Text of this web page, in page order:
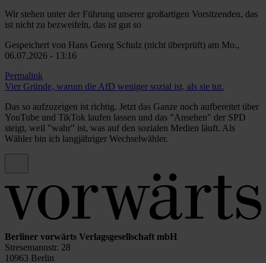
Wir stehen unter der Führung unserer großartigen Vorsitzenden, das
ist nicht zu bezweifeln, das ist gut so
Gespeichert von Hans Georg Schulz (nicht überprüft) am Mo.,
06.07.2026 - 13:16
Permalink
Vier Gründe, warum die AfD weniger sozial ist, als sie tut.
Das so aufzuzeigen ist richtig. Jetzt das Ganze noch aufbereitet über
YouTube und TikTok laufen lassen und das "Ansehen" der SPD
steigt, weil "wahr" ist, was auf den sozialen Medien läuft. Als
Wähler bin ich langjähriger Wechselwähler.
Berliner vorwärts Verlagsgesellschaft mbH
Stresemannstr. 28
10963 Berlin